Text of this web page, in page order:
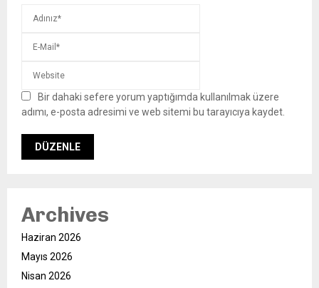
Bir dahaki sefere yorum yaptığımda kullanılmak üzere
adımı, e-posta adresimi ve web sitemi bu tarayıcıya kaydet.
Archives
Haziran 2026
Mayıs 2026
Nisan 2026